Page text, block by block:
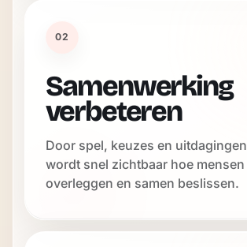
02
Samenwerking
verbeteren
Door spel, keuzes en uitdagingen
wordt snel zichtbaar hoe mensen
overleggen en samen beslissen.